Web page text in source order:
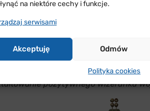
na niektóre cechy i funkcje.
serwisami
Akceptuję Odmów
Polityka cookies
łódzkiego, którzy
jednocześnie o ich
oceniła poziomom tegorocznej
Zarządzanie dużymi
Województwa Łódzkiego
pozytywnego wizerunku